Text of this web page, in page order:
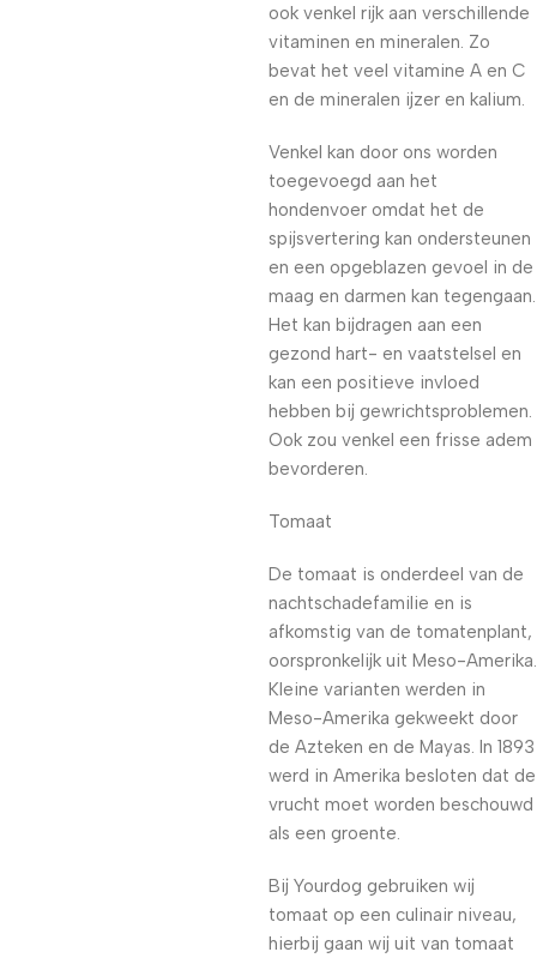
ook venkel rijk aan verschillende
vitaminen en mineralen. Zo
bevat het veel vitamine A en C
en de mineralen ijzer en kalium.
Venkel kan door ons worden
toegevoegd aan het
hondenvoer omdat het de
spijsvertering kan ondersteunen
en een opgeblazen gevoel in de
maag en darmen kan tegengaan.
Het kan bijdragen aan een
gezond hart- en vaatstelsel en
kan een positieve invloed
hebben bij gewrichtsproblemen.
Ook zou venkel een frisse adem
bevorderen.
Tomaat
De tomaat is onderdeel van de
nachtschadefamilie en is
afkomstig van de tomatenplant,
oorspronkelijk uit Meso-Amerika.
Kleine varianten werden in
Meso-Amerika gekweekt door
de Azteken en de Mayas. In 1893
werd in Amerika besloten dat de
vrucht moet worden beschouwd
als een groente.
Bij Yourdog gebruiken wij
tomaat op een culinair niveau,
hierbij gaan wij uit van tomaat